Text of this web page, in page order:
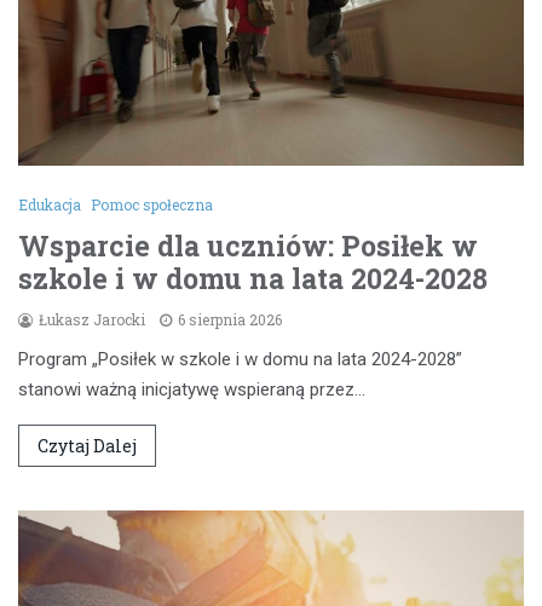
Edukacja Pomoc społeczna
Wsparcie dla uczniów: Posiłek w
szkole i w domu na lata 2024-2028
Łukasz Jarocki 6 sierpnia 2026
Program „Posiłek w szkole i w domu na lata 2024-2028”
stanowi ważną inicjatywę wspieraną przez…
Czytaj Dalej